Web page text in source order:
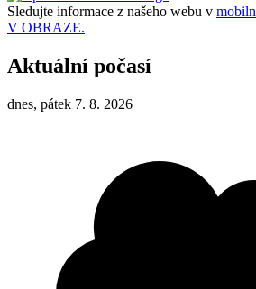
Sledujte informace z našeho webu v
V OBRAZE.
Aktuální počasí
dnes, pátek 7. 8. 2026